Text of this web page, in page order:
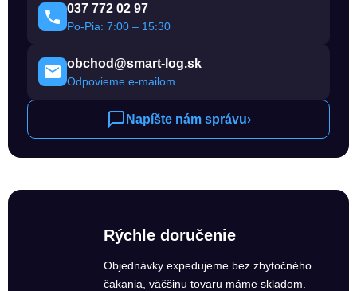
037 772 02 97
Po-Pia: 7:00 – 15:30
obchod@smart-log.sk
Odpovieme e-mailom
Napíšte nám správu›
Rýchle doručenie
Objednávky expedujeme bez zbytočného
čakania, väčšinu tovaru máme skladom.